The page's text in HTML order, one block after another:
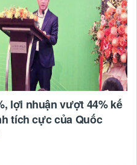
lợi nhuận vượt 44% kế
tích cực của Quốc